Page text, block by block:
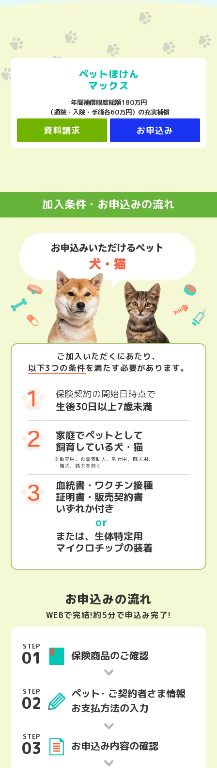
ペットほけん
マックス
年間補償限度総額180万円
（通院・入院・手術各60万円）の充実補償
資料請求 お申込み
加入条件・お申込みの流れ
ご加入いただくにあたり、
以下3つの条件を満たす必要があります。
保険契約の開始日時点で
生後30日以上7歳未満
家庭でペットとして
飼育している犬・猫
※販売用、災害救助犬、興行用、闘犬用、
賭犬、猟犬を除く
血統書・ワクチン接種
証明書・販売契約書
いずれか付き
or
または、生体特定用
マイクロチップの装着
お申込みの流れ
WEBで完結!約5分で申込み完了!
STEP
01 保険商品のご確認
STEP
02 ペット･ ご契約者さま情報
お支払方法の入力
STEP
03 お申込み内容の確認